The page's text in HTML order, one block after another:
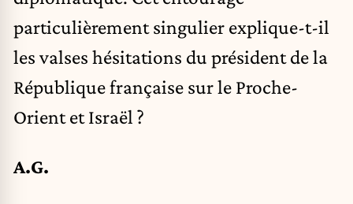
particulièrement singulier explique-t-il
les valses hésitations du président de la
République française sur le Proche-
Orient et Israël ?
A.G.